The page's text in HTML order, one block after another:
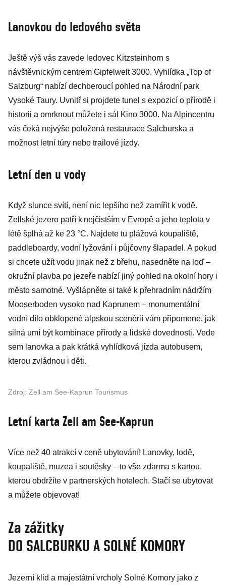
Lanovkou do ledového světa
Ještě výš vás zavede ledovec Kitzsteinhorn s
návštěvnickým centrem Gipfelwelt 3000. Vyhlídka „Top of
Salzburg“ nabízí dechberoucí pohled na Národní park
Vysoké Taury. Uvnitř si projdete tunel s expozicí o přírodě i
historii a omrknout můžete i sál Kino 3000. Na Alpincentru
vás čeká nejvýše položená restaurace Salcburska a
možnost letní túry nebo trailové jízdy.
Letní den u vody
Když slunce svítí, není nic lepšího než zamířit k vodě.
Zellské jezero patří k nejčistším v Evropě a jeho teplota v
létě šplhá až ke 23 °C. Najdete tu plážová koupaliště,
paddleboardy, vodní lyžování i půjčovny šlapadel. A pokud
si chcete užít vodu jinak než z břehu, nasedněte na loď –
okružní plavba po jezeře nabízí jiný pohled na okolní hory i
město samotné. Vyšlápněte si také k přehradním nádržím
Mooserboden vysoko nad Kaprunem – monumentální
vodní dílo obklopené alpskou scenérií vám připomene, jak
silná umí být kombinace přírody a lidské dovednosti. Vede
sem lanovka a pak krátká vyhlídková jízda autobusem,
kterou zvládnou i děti.
Zdroj: Zell am See-Kaprun Tourismus
Letní karta Zell am See-Kaprun
Více než 40 atrakcí v ceně ubytování! Lanovky, lodě,
koupaliště, muzea i soutěsky – to vše zdarma s kartou,
kterou obdržíte v partnerských hotelech. Stačí se ubytovat
a můžete objevovat!
Za zážitky
DO SALCBURKU A SOLNÉ KOMORY
Jezerní klid a majestátní vrcholy Solné Komory jako z